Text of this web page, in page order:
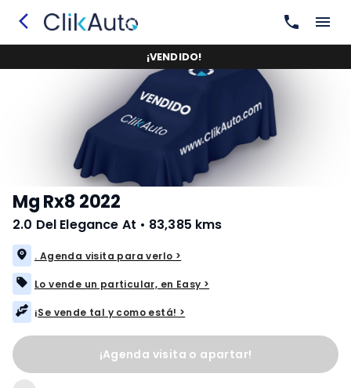
¡VENDIDO!
Mg Rx8 2022
2.0 Del Elegance At • 83,385 kms
. Agenda visita para verlo >
Lo vende un particular, en Easy >
¡Se vende tal y como está! >
¡Agenda visita o apartar!